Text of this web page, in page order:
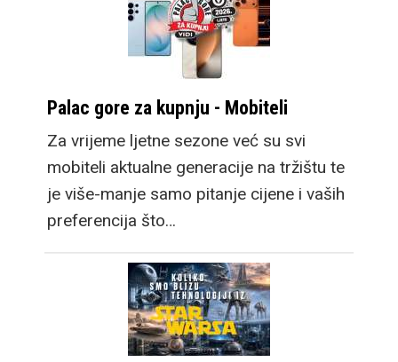
Palac gore za kupnju - Mobiteli
Za vrijeme ljetne sezone već su svi
mobiteli aktualne generacije na tržištu te
je više-manje samo pitanje cijene i vaših
preferencija što…